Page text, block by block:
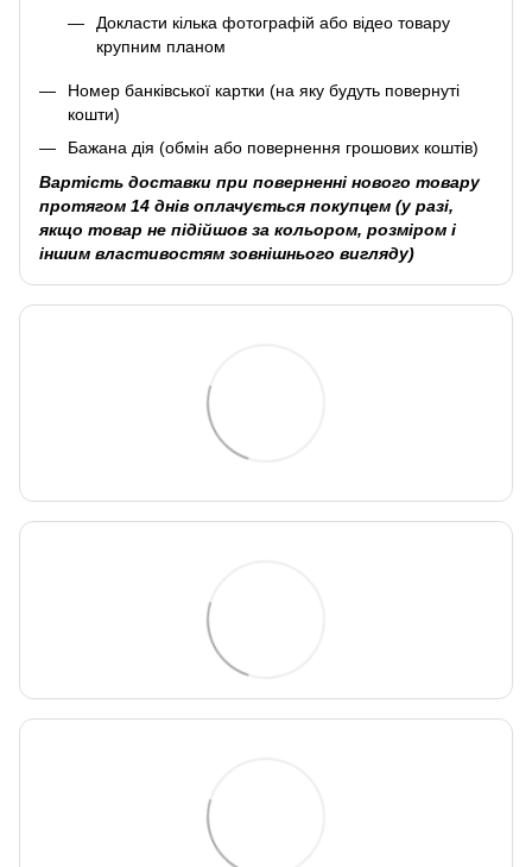
Докласти кілька фотографій або відео товару
крупним планом
Номер банківської картки (на яку будуть повернуті
кошти)
Бажана дія (обмін або повернення грошових коштів)
Вартість доставки при поверненні нового товару
протягом 14 днів оплачується покупцем (у разі,
якщо товар не підійшов за кольором, розміром і
іншим властивостям зовнішнього вигляду)